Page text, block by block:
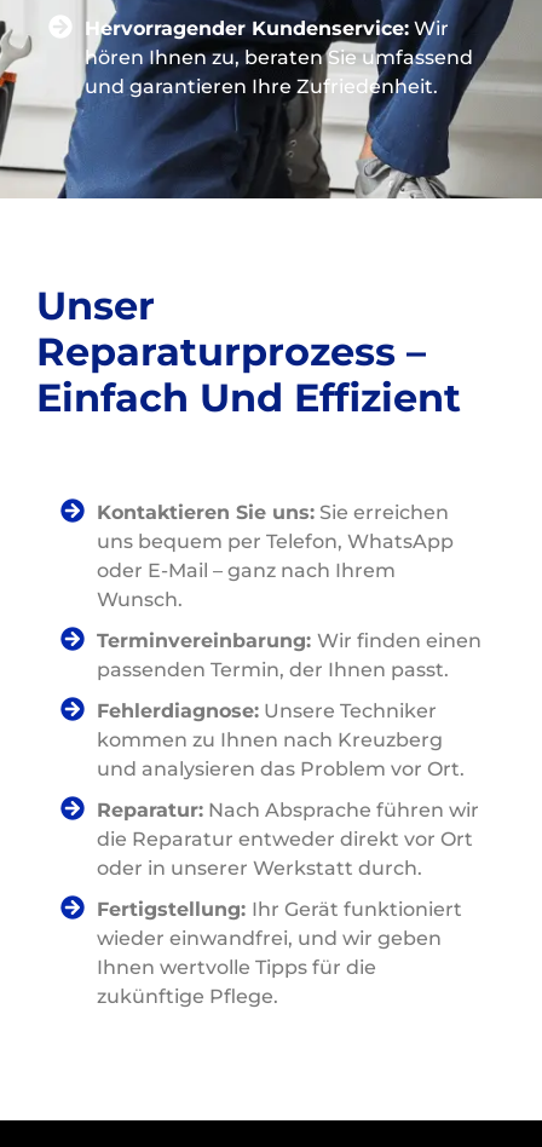
Hervorragender Kundenservice: Wir
hören Ihnen zu, beraten Sie umfassend
und garantieren Ihre Zufriedenheit.
Unser
Reparaturprozess –
Einfach Und Effizient
Kontaktieren Sie uns: Sie erreichen
uns bequem per Telefon, WhatsApp
oder E-Mail – ganz nach Ihrem
Wunsch.
Terminvereinbarung: Wir finden einen
passenden Termin, der Ihnen passt.
Fehlerdiagnose: Unsere Techniker
kommen zu Ihnen nach Kreuzberg
und analysieren das Problem vor Ort.
Reparatur: Nach Absprache führen wir
die Reparatur entweder direkt vor Ort
oder in unserer Werkstatt durch.
Fertigstellung: Ihr Gerät funktioniert
wieder einwandfrei, und wir geben
Ihnen wertvolle Tipps für die
zukünftige Pflege.